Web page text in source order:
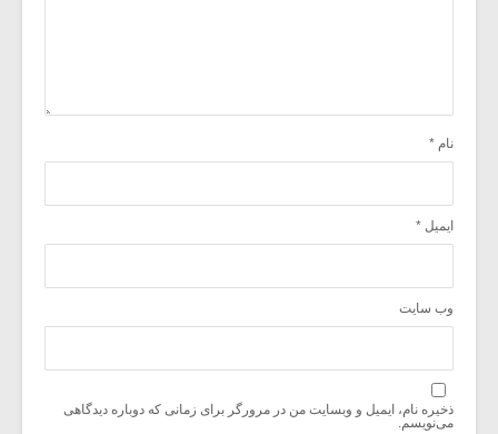
نام *
ایمیل *
وب‌ سایت
ذخیره نام، ایمیل و وبسایت من در مرورگر برای زمانی که دوباره دیدگاهی
می‌نویسم.